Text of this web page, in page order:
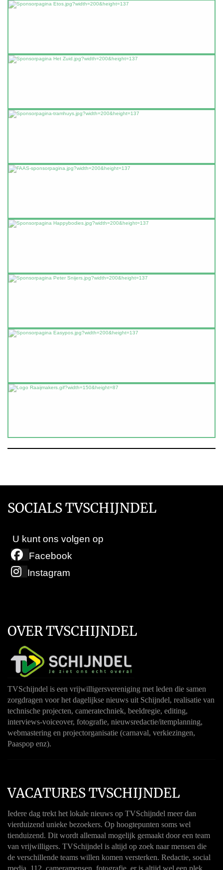
SOCIALS TVSCHIJNDEL
U kunt ons volgen op
Facebook
Instagram
OVER TVSCHIJNDEL
TVSchijndel is een vrijwilligersvereniging met leden die samen
zorgdragen voor het dagelijkse nieuws uit Schijndel, realisatie van
technische projecten, cameratechniek, beeldregie, editing,
interviews-voiceover, fotografie, nieuwsredactie/itemplanning,
webmastering en projectorganisatie (carnaval, verkiezingen,
Paaspop enz).
VACATURES TVSCHIJNDEL
Iedere dag trekt het lokale nieuws op TVSchijndel meer dan
vierduizend unieke bezoekers. Op hoogtepunten soms wel
tienduizend. Dit wordt allemaal mogelijk gemaakt door een team
van vrijwilligers. TVSchijndel is altijd op zoek naar mensen die
de verschillende teams willen komen versterken. Redactie, social
media, 112, cameramensen, fotografie, er is altijd wel een plek